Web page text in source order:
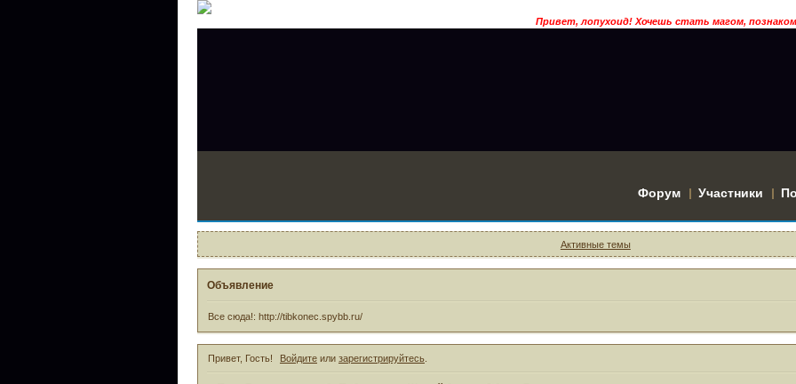
Привет, лопухоид! Хочешь стать магом,
Форум Участники
Активные темы
Объявление
Все сюда!: http://tibkonec.spybb.ru/
Привет, Гость! Войдите или зарегистрируйтесь